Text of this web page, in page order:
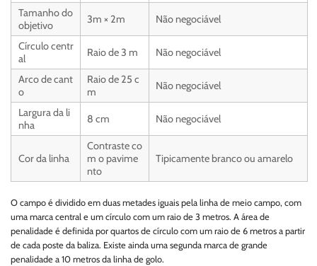
Tamanho do
objetivo
3m × 2m Não negociável
Círculo centr
al
Raio de 3 m Não negociável
Arco de cant
o
Raio de 25 c
m
Não negociável
Largura da li
nha
8 cm Não negociável
Cor da linha
Contraste co
m o pavime
nto
Tipicamente branco ou amarelo
O campo é dividido em duas metades iguais pela linha de meio campo, com
uma marca central e um círculo com um raio de 3 metros. A área de
penalidade é definida por quartos de círculo com um raio de 6 metros a partir
de cada poste da baliza. Existe ainda uma segunda marca de grande
penalidade a 10 metros da linha de golo.